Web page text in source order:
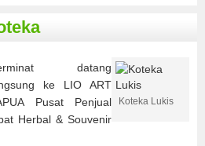
Koteka Lukis
datang
ke LIO ART
Pusat Penjual
Herbal & Souvenir